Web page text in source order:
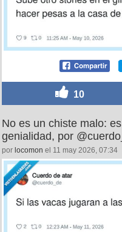
10
No es un chiste malo:
genialidad, por
por locomon el 11 may 2026, 07:34